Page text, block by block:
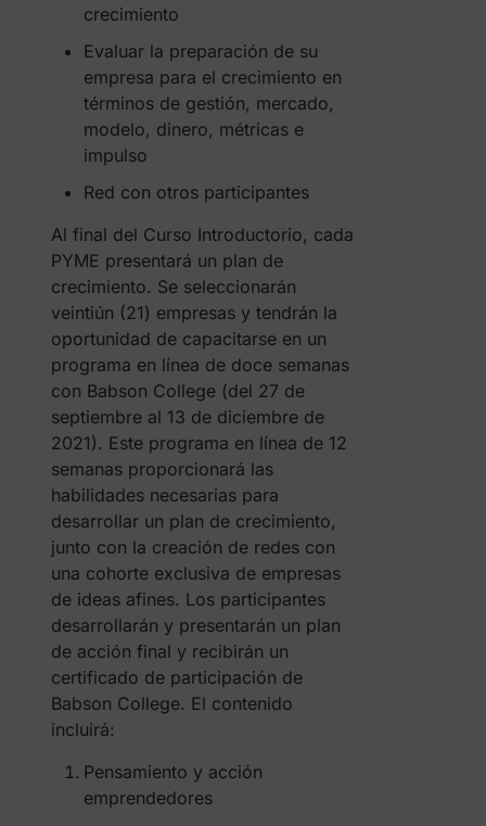
crecimiento
Evaluar la preparación de su
empresa para el crecimiento en
términos de gestión, mercado,
modelo, dinero, métricas e
impulso
Red con otros participantes
Al final del Curso Introductorio, cada
PYME presentará un plan de
crecimiento. Se seleccionarán
veintiún (21) empresas y tendrán la
oportunidad de capacitarse en un
programa en línea de doce semanas
con Babson College (del 27 de
septiembre al 13 de diciembre de
2021). Este programa en línea de 12
semanas proporcionará las
habilidades necesarias para
desarrollar un plan de crecimiento,
junto con la creación de redes con
una cohorte exclusiva de empresas
de ideas afines. Los participantes
desarrollarán y presentarán un plan
de acción final y recibirán un
certificado de participación de
Babson College. El contenido
incluirá:
Pensamiento y acción
emprendedores